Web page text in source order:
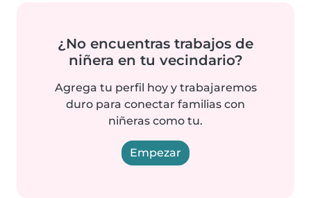
¿No encuentras trabajos de
niñera en tu vecindario?
Agrega tu perfil hoy y trabajaremos
duro para conectar familias con
niñeras como tu.
Empezar